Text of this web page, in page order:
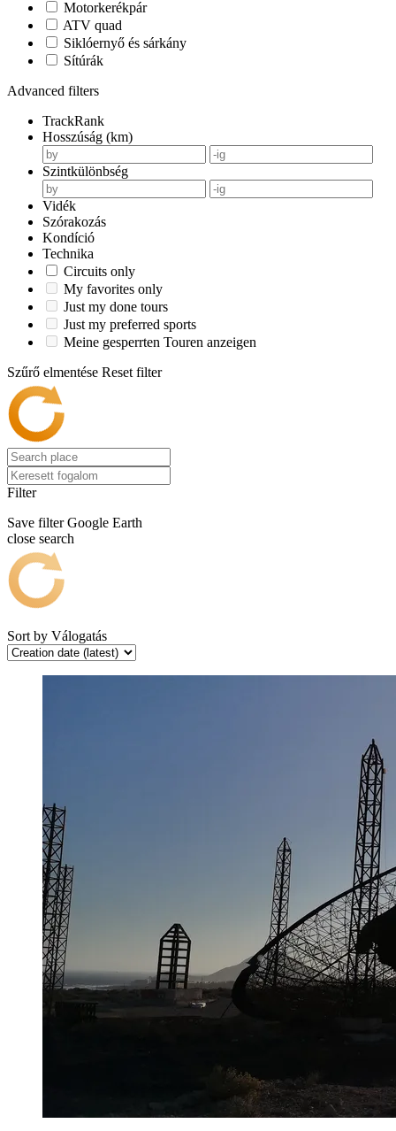
Motorkerékpár
ATV quad
Siklóernyő és sárkány
Sítúrák
Advanced filters
TrackRank
Hosszúság (km)
Szintkülönbség
Vidék
Szórakozás
Kondíció
Technika
Circuits only
My favorites only
Just my done tours
Just my preferred sports
Meine gesperrten Touren anzeigen
Szűrő elmentése Reset filter
Filter
Save filter Google Earth
close search
Sort by Válogatás